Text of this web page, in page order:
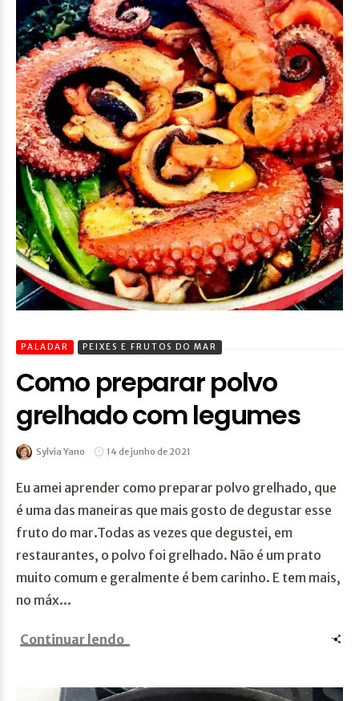
PALADAR PEIXES E FRUTOS DO MAR
Como preparar polvo
grelhado com legumes
Sylvia Yano 14 de junho de 2021
Eu amei aprender como preparar polvo grelhado, que
é uma das maneiras que mais gosto de degustar esse
fruto do mar.Todas as vezes que degustei, em
restaurantes, o polvo foi grelhado. Não é um prato
muito comum e geralmente é bem carinho. E tem mais,
no máx...
Continuar lendo